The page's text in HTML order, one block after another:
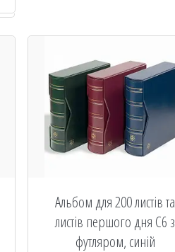
Альбом для 200 листів та
листів першого дня C6 з
футляром, синій